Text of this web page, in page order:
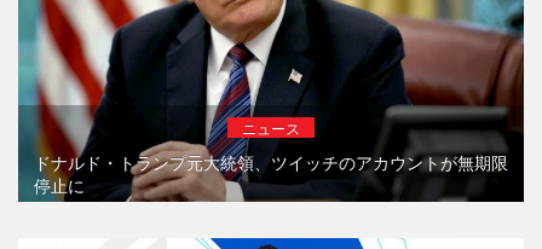
ニュース
ドナルド・トランプ元大統領、ツイッチのアカウントが無期限
停止に